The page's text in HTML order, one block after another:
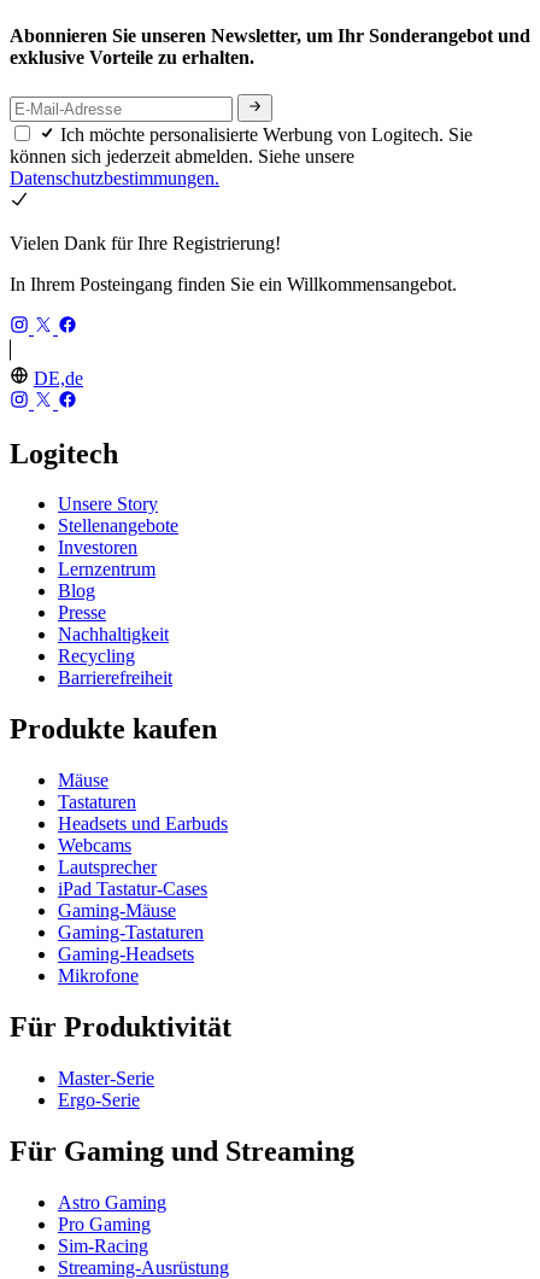
Abonnieren Sie unseren Newsletter, um Ihr Sonderangebot und
exklusive Vorteile zu erhalten.
Ich möchte personalisierte Werbung von Logitech. Sie
können sich jederzeit abmelden. Siehe unsere
Datenschutzbestimmungen.
Vielen Dank für Ihre Registrierung!
In Ihrem Posteingang finden Sie ein Willkommensangebot.
DE,de
Logitech
Unsere Story
Stellenangebote
Investoren
Lernzentrum
Blog
Presse
Nachhaltigkeit
Recycling
Barrierefreiheit
Produkte kaufen
Mäuse
Tastaturen
Headsets und Earbuds
Webcams
Lautsprecher
iPad Tastatur-Cases
Gaming-Mäuse
Gaming-Tastaturen
Gaming-Headsets
Mikrofone
Für Produktivität
Master-Serie
Ergo-Serie
Für Gaming und Streaming
Astro Gaming
Pro Gaming
Sim-Racing
Streaming-Ausrüstung